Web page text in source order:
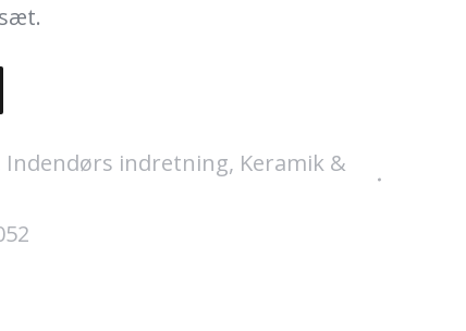
Indendørs indretning, Keramik &